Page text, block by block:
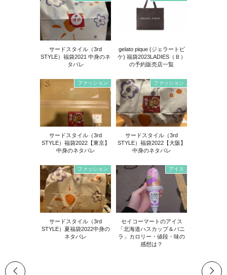
サードスタイル（3rd
STYLE）福袋2021 中身のネ
タバレ
gelato pique (ジェラートピ
ケ) 福袋2023LADIES（Ｂ）
の予約販売店一覧
ファッション
サードスタイル（3rd
STYLE）福袋2022【東京】
中身のネタバレ
ファッション
サードスタイル（3rd
STYLE）福袋2022【大阪】
中身のネタバレ
ファッション
サードスタイル（3rd
STYLE）夏福袋2022中身の
ネタバレ
アイス
セイコーマートのアイス
「北海道ハスカップ＆バニ
ラ」カロリー・値段・味の
感想は？